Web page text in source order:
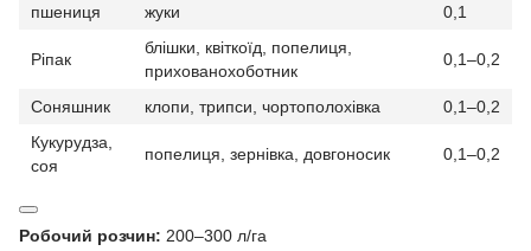
пшениця
жуки
0,1
Ріпак
блішки, квіткоїд, попелиця,
прихованохоботник
0,1–0,2
Соняшник клопи, трипси, чортополохівка
0,1–0,2
Кукурудза,
соя
попелиця, зернівка, довгоносик 0,1–0,2
Робочий розчин: 200–300 л/га